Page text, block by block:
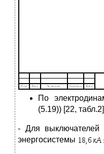
По
(5.19)) [22,
- Для выключателей
энергосистемы